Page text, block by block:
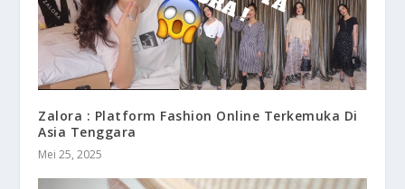
Zalora : Platform Fashion Online Terkemuka Di
Asia Tenggara
Mei 25, 2025